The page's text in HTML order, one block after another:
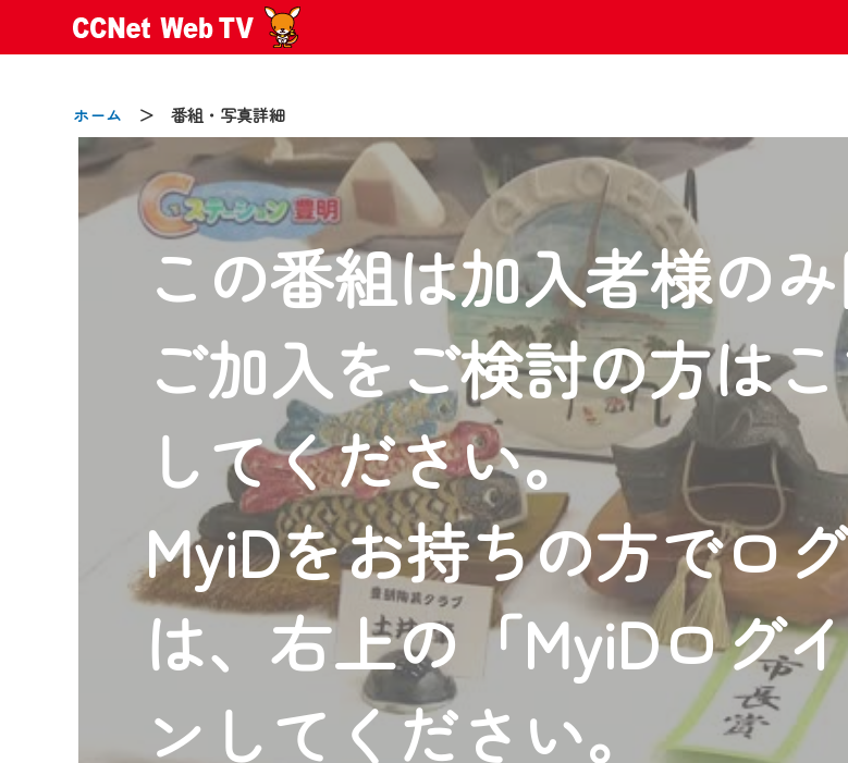
ホーム ＞ 番組・写真詳細
この番組は加入者様の
ご加入をご検討の方は
してください。
MyiDをお持ちの方でロ
は、右上の「MyiDログ
ンしてください。
お知らせ
2024/09/02
動画配信サービス『CCNet Web TV』は2024年9月24日からリニューアルし
【変更点】
◆デザイン変更により、お住まいの地域の動画コンテンツが一目瞭然。
◆当社アプリやＰＣブラウザから、いつでも・どこでも・外出先でも！
CCNetサービスエリア20市町の地域情報番組をご視聴いただけます！
【ご注意】
2024年9月24日からはご加入者様へのサービス向上のため、
『CCNet Web TV』を利用いただくには、一部コンテンツを除き、
CCNetサービスへの加入と『CCNetマイページ※』へのログインが必要
何卒、ご理解ご了承の程よろしくお願いいたします。
※マイページへのログインには、MyIDが必要となります。
※MyIDとは、CCNet Web TVを含むCCNetの各種サービスをご利用頂くため
IDはお客様が使っているメールアドレスで設定できます。
（GmailやYahooなどのフリーメールアドレスでも作成可能です）